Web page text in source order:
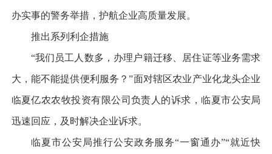
办实事的警务举措，护航企业高质量发展。
推出系列利企措施
“我们员工人数多，办理户籍迁移、居住证等业务需求
大，能不能提供便利服务？”面对辖区农业产业化龙头企业
临夏亿农农牧投资有限公司负责人的诉求，临夏市公安局
迅速回应，及时解决企业诉求。
临夏市公安局推行公安政务服务“一窗通办”“就近快